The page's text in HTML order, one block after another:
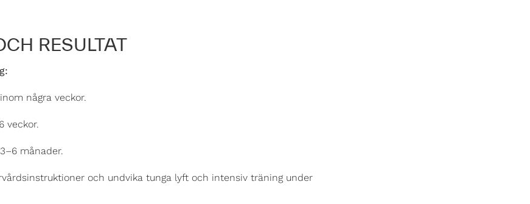
RESULTAT
några veckor.
veckor.
månader.
och undvika tunga lyft och intensiv träning under